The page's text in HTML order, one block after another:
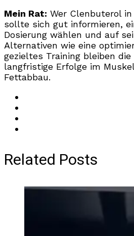
Mein Rat: Wer Clenbuterol
sollte sich gut informieren,
Dosierung wählen und auf
Alternativen wie eine
gezieltes Training bleiben
langfristige Erfolge im
Fettabbau.
Related Posts